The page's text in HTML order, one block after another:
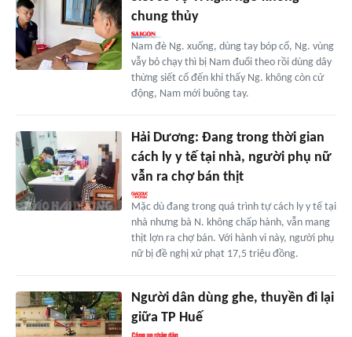
chung thủy
Nam đè Ng. xuống, dùng tay bóp cổ, Ng. vùng
vẫy bỏ chạy thì bị Nam đuổi theo rồi dùng dây
thừng siết cổ đến khi thấy Ng. không còn cử
động, Nam mới buông tay.
Hải Dương: Đang trong thời gian
cách ly y tế tại nhà, người phụ nữ
vẫn ra chợ bán thịt
Mặc dù đang trong quá trình tự cách ly y tế tại
nhà nhưng bà N. không chấp hành, vẫn mang
thịt lợn ra chợ bán. Với hành vi này, người phụ
nữ bị đề nghị xử phạt 17,5 triệu đồng.
Người dân dùng ghe, thuyền đi lại
giữa TP Huế